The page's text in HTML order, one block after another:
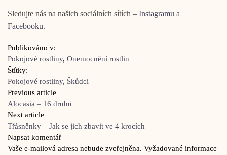
Sledujte nás na našich sociálních sítích – Instagramu a
Facebooku.
Publikováno v:
Pokojové rostliny, Onemocnění rostlin
Štítky:
Pokojové rostliny, Škůdci
Previous article
Alocasia – 16 druhů
Next article
Třásněnky – Jak se jich zbavit ve 4 krocích
Napsat komentář
Vaše e-mailová adresa nebude zveřejněna. Vyžadované informace